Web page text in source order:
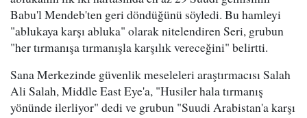
Babu'l Mendeb'ten geri döndüğünü söyledi. Bu hamleyi
"ablukaya karşı abluka" olarak nitelendiren Seri, grubun
"her tırmanışa tırmanışla karşılık vereceğini" belirtti.
Sana Merkezinde güvenlik meseleleri araştırmacısı Salah
Ali Salah, Middle East Eye'a, "Husiler hala tırmanış
yönünde ilerliyor" dedi ve grubun "Suudi Arabistan'a karşı